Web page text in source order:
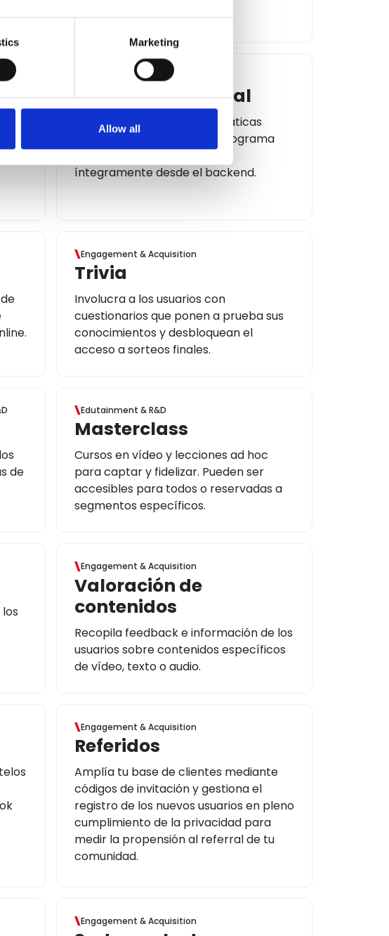
Marketing
Allow all
Edutainment & R&D
Contenido editorial
Educa a tus usuarios en temáticas
específicas integrando el programa
con artículos gestionados
íntegramente desde el backend.
Engagement & Acquisition
Trivia
Involucra a los usuarios con
cuestionarios que ponen a prueba sus
conocimientos y desbloquean el
acceso a sorteos finales.
de
Edutainment & R&D
Masterclass
Cursos en vídeo y lecciones ad hoc
para captar y fidelizar. Pueden ser
accesibles para todos o reservadas a
segmentos específicos.
Engagement & Acquisition
Valoración de
contenidos
Recopila feedback e información de los
usuarios sobre contenidos específicos
de vídeo, texto o audio.
Engagement & Acquisition
Referidos
Amplía tu base de clientes mediante
códigos de invitación y gestiona el
registro de los nuevos usuarios en pleno
cumplimiento de la privacidad para
medir la propensión al referral de tu
comunidad.
Engagement & Acquisition